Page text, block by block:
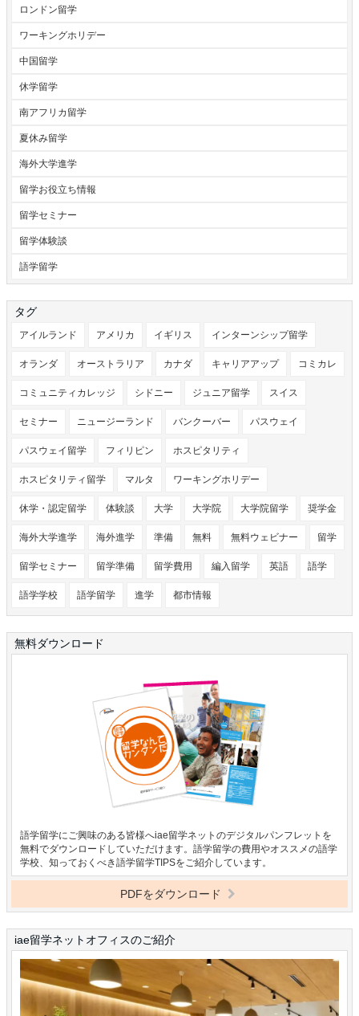
ロンドン留学
ワーキングホリデー
中国留学
休学留学
南アフリカ留学
夏休み留学
海外大学進学
留学お役立ち情報
留学セミナー
留学体験談
語学留学
タグ
アイルランド アメリカ イギリス インターンシップ留学
オランダ オーストラリア カナダ キャリアアップ コミカレ
コミュニティカレッジ シドニー ジュニア留学 スイス
セミナー ニュージーランド バンクーバー パスウェイ
パスウェイ留学 フィリピン ホスピタリティ
ホスピタリティ留学 マルタ ワーキングホリデー
休学・認定留学 体験談 大学 大学院 大学院留学 奨学金
海外大学進学 海外進学 準備 無料 無料ウェビナー 留学
留学セミナー 留学準備 留学費用 編入留学 英語 語学
語学学校 語学留学 進学 都市情報
無料ダウンロード
語学留学にご興味のある皆様へiae留学ネットのデジタルパンフレットを
無料でダウンロードしていただけます。語学留学の費用やオススメの語学
学校、知っておくべき語学留学TIPSをご紹介しています。
PDFをダウンロード
iae留学ネットオフィスのご紹介